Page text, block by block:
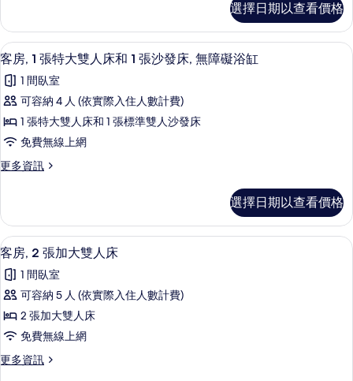
無
障
礙
空
間
的
有
片
無
障
礙
空
間
的
詳
情
人
床
和
張
沙
發
床,
無
障
礙
空
間
(Roll-
in
Shower)
1
張
特
雙
人
和
沙
障
無
障
礙
空
間
(Roll-
Shower)
的
詳
選擇日期以查看價格
顯
示
客
房,
1
張
特
雙
人
床
和
1
張
沙
發
客房內保險箱、書桌、筆電工作空間
7
客房, 1 張特大雙人床和 1 張沙發床, 無障礙浴缸
1 間臥室
可容納 4 人 (依實際入住人數計費)
1 張特大雙人床和 1 張標準雙人沙發床
免費無線上網
更多資訊
更
1
張
特
雙
人
和
沙
選擇日期以查看價格
顯
示
客
房,
2
張
加
客房內保險箱、書桌、筆電工作空間
7
客房, 2 張加大雙人床
1 間臥室
可容納 5 人 (依實際入住人數計費)
2 張加大雙人床
免費無線上網
更多資訊
更